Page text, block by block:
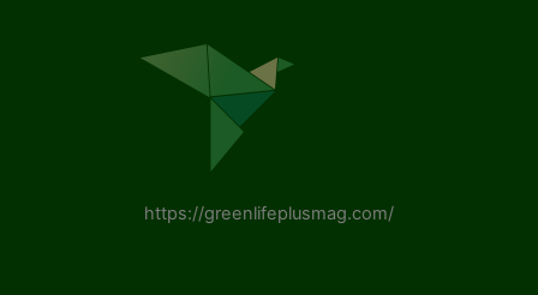
https://greenlifeplusmag.com/